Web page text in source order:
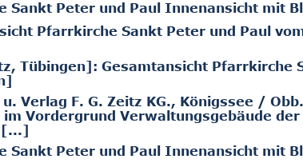
Sankt Peter und Paul Innenansicht mit
Pfarrkirche Sankt Peter und Paul
Tübingen]: Gesamtansicht Pfarrkirche
Verlag F. G. Zeitz KG., Königssee /
im Vordergrund Verwaltungsgebäude
[...]
Sankt Peter und Paul Innenansicht mit